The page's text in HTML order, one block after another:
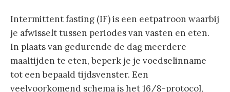
Intermittent fasting (IF) is een eetpatroon waarbij
je afwisselt tussen periodes van vasten en eten.
In plaats van gedurende de dag meerdere
maaltijden te eten, beperk je je voedselinname
tot een bepaald tijdsvenster. Een
veelvoorkomend schema is het 16/8-protocol,